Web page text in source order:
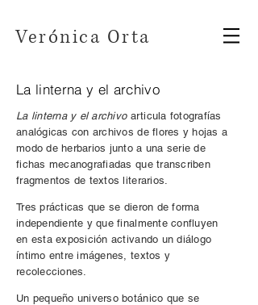
Verónica Orta
La linterna y el archivo
La linterna y el archivoarticula fotografías
analógicas con archivos de flores y hojas a
modo de herbarios junto a una serie de
fichas mecanografiadas que transcriben
fragmentos de textos literarios.
Tres prácticas que se dieron de forma
independiente y que finalmente confluyen
en esta exposición activando un diálogo
íntimo entre imágenes, textos y
recolecciones.
Un pequeño universo botánico que se